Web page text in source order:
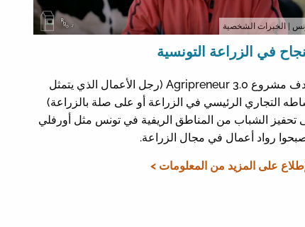
| الخبرات الشخصية
في الزراعة التونسية
يهدف مشروع Agripreneur 3.0 (رجل الأعمال الذي يتمثل
التجاري الرئيسي في الزراعة أو على صلة بالزراعة)
تحفيز الشباب من المناطق الريفية في تونس مثل أورفلي
رواد أعمال في مجال الزراعة.
على المزيد من المعلومات >